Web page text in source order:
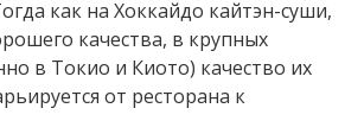
как на Хоккайдо кайтэн-суши,
качества, в крупных
в Токио и Киото) качество их
от ресторана к